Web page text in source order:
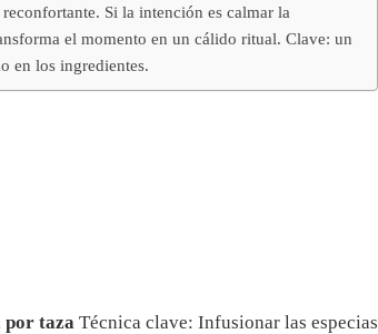
Si la intención es calmar la
el momento en un cálido ritual. Clave: un
en los ingredientes.
por taza Técnica clave: Infusionar las especias